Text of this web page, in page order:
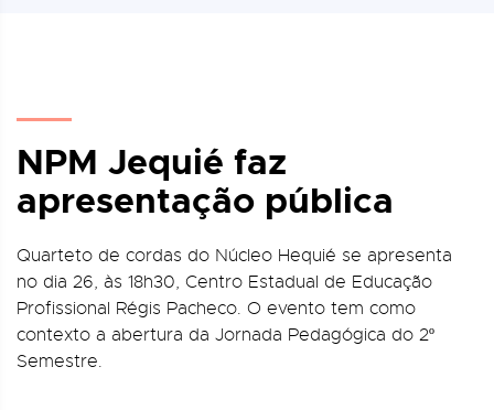
NPM Jequié faz
apresentação pública
Quarteto de cordas do Núcleo Hequié se apresenta
no dia 26, às 18h30, Centro Estadual de Educação
Profissional Régis Pacheco. O evento tem como
contexto a abertura da Jornada Pedagógica do 2º
Semestre.